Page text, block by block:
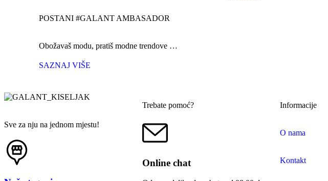
POSTANI #GALANT AMBASADOR
Obožavaš modu, pratiš modne trendove …
SAZNAJ VIŠE
Sve za nju na jednom mjestu!
Trebate pomoć?
Online chat
Informacije
O nama
Kontakt